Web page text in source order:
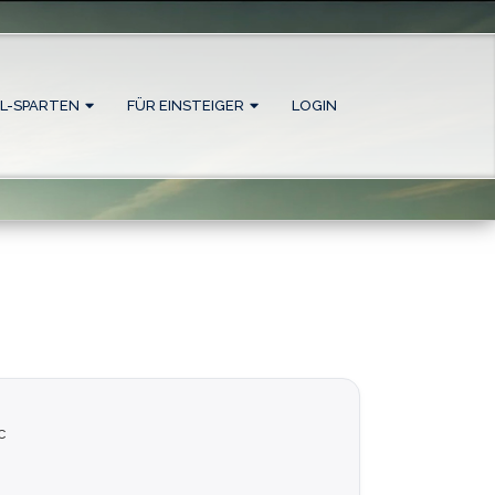
SPARTEN FÜR EINSTEIGER LOGIN